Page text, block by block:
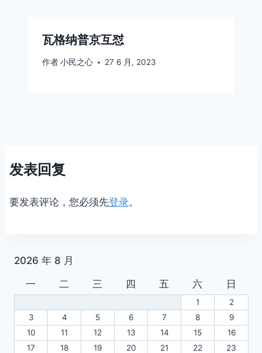
瓦格纳普京互怼
作者小民之心 27 6 月, 2023
发表回复
要发表评论，您必须先登录。
2026 年 8 月
一
二 三 四 五 六 日
1
2
3
4 5 6 7 8
9
10
11 12 13 14 15
16
17
18 19 20 21 22
23